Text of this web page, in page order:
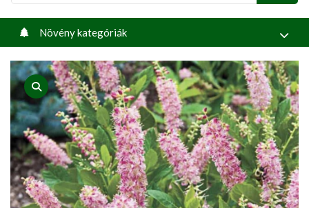
Növény kategóriák
product view